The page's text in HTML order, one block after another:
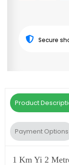
Secure
Product
Payment Options
1 Km Yi 2